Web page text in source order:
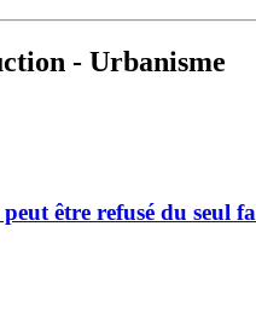
- Urbanisme
être refusé du seul